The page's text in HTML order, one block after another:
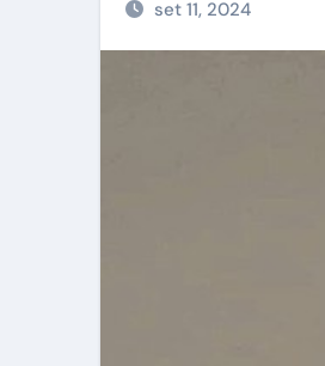
set 11, 2024